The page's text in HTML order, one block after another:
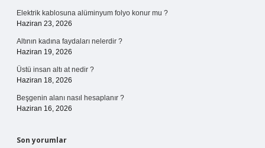
Elektrik kablosuna alüminyum folyo konur mu ?
Haziran 23, 2026
Altının kadına faydaları nelerdir ?
Haziran 19, 2026
Üstü insan altı at nedir ?
Haziran 18, 2026
Beşgenin alanı nasıl hesaplanır ?
Haziran 16, 2026
Son yorumlar